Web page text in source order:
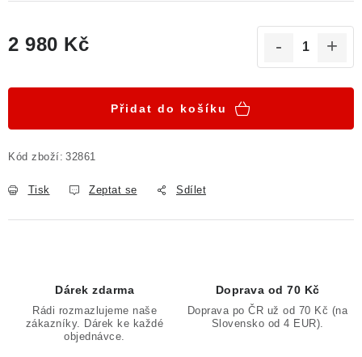
2 980 Kč
Přidat do košíku
Kód zboží: 32861
Tisk Zeptat se Sdílet
Dárek zdarma
Rádi rozmazlujeme naše
zákazníky. Dárek ke každé
objednávce.
Doprava od 70 Kč
Doprava po ČR už od 70 Kč (na
Slovensko od 4 EUR).